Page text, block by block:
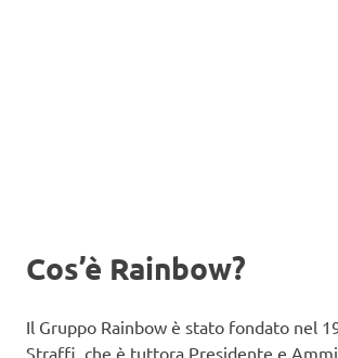
Cos’è Rainbow?
Il Gruppo Rainbow è stato fondato nel
Straffi, che è tuttora Presidente e